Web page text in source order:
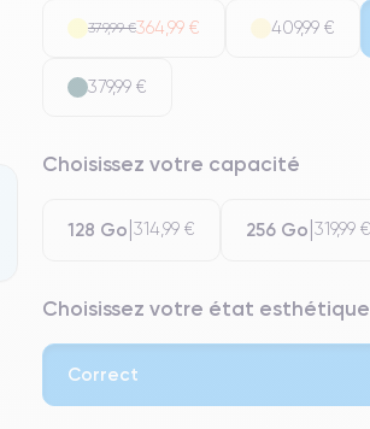
379,99 €364,99 € 409,99 €
379,99 €
Choisissez votre capacité
128 Go 314,99 € 256 Go 319,99 €
Choisissez votre état esthétique
Correct